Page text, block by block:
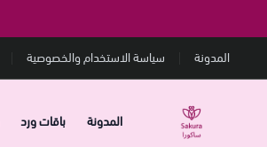
المدونة سياسة الاستخدام والخصوصية
متجر ساكورا المدونة باقات ورد